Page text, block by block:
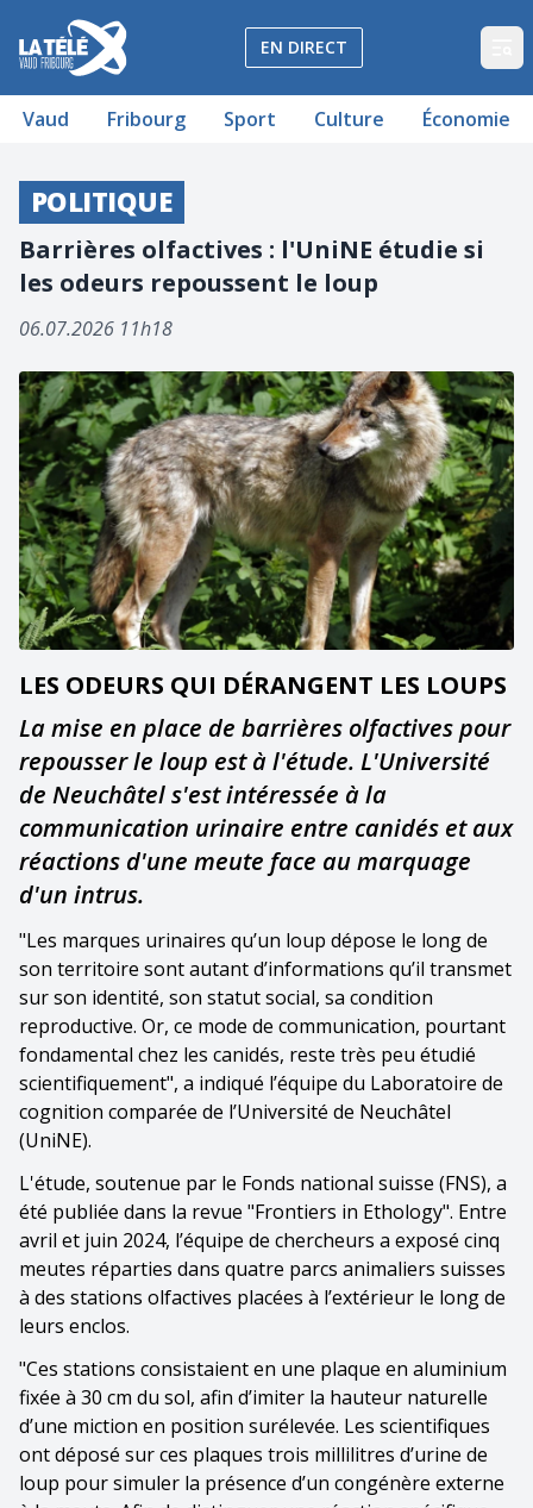
La Télé - Télévision régionale Vaud et Fribourg
EN DIRECT
Vaud Fribourg Sport Culture Économie
POLITIQUE
Barrières olfactives : l'UniNE étudie si
les odeurs repoussent le loup
06.07.2026 11h18
LES ODEURS QUI DÉRANGENT LES LOUPS
La mise en place de barrières olfactives pour
repousser le loup est à l'étude. L'Université
de Neuchâtel s'est intéressée à la
communication urinaire entre canidés et aux
réactions d'une meute face au marquage
d'un intrus.
"Les marques urinaires qu’un loup dépose le long de
son territoire sont autant d’informations qu’il transmet
sur son identité, son statut social, sa condition
reproductive. Or, ce mode de communication, pourtant
fondamental chez les canidés, reste très peu étudié
scientifiquement", a indiqué l’équipe du Laboratoire de
cognition comparée de l’Université de Neuchâtel
(UniNE).
L'étude, soutenue par le Fonds national suisse (FNS), a
été publiée dans la revue "Frontiers in Ethology". Entre
avril et juin 2024, l’équipe de chercheurs a exposé cinq
meutes réparties dans quatre parcs animaliers suisses
à des stations olfactives placées à l’extérieur le long de
leurs enclos.
"Ces stations consistaient en une plaque en aluminium
fixée à 30 cm du sol, afin d’imiter la hauteur naturelle
d’une miction en position surélevée. Les scientifiques
ont déposé sur ces plaques trois millilitres d’urine de
loup pour simuler la présence d’un congénère externe